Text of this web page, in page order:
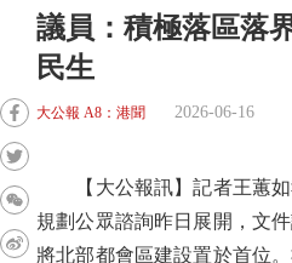
議員：積極落區落
民生
大公報 A8：港聞 2026-06-16
【大公報訊】記者王蕙如
規劃公眾諮詢昨日展開，文
將北部都會區建設置於首位